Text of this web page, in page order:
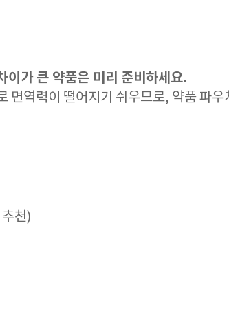
이가 큰 약품은 미리 준비하세요.
면역력이 떨어지기 쉬우므로, 약품 파우
천)